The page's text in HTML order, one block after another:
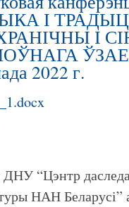
І
І
2022 г.
ДНУ “Цэнтр
НАН Беларусі”